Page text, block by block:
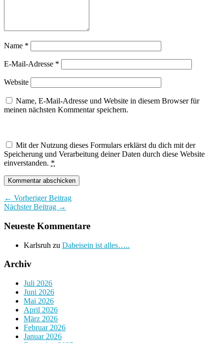
Name *
E-Mail-Adresse *
Website
Name, E-Mail-Adresse und Website in diesem Browser für
meinen nächsten Kommentar speichern.
Mit der Nutzung dieses Formulars erklärst du dich mit der
Speicherung und Verarbeitung deiner Daten durch diese Website
einverstanden. *
← Vorheriger Beitrag
Nächster Beitrag →
Neueste Kommentare
Karlsruh zu Dabeisein ist alles…..
Archiv
Juli 2026
Juni 2026
Mai 2026
April 2026
März 2026
Februar 2026
Januar 2026